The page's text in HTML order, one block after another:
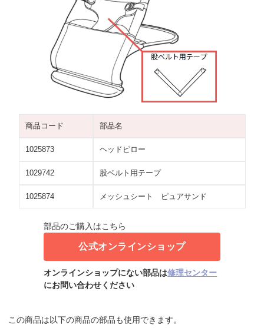
商品コード 部品名
1025873 ヘッドピロー
1029742 股ベルト用テープ
1025874 メッシュシート ピュアサンド
部品のご購入はこちら
公式オンラインショップ
オンラインショップにない部品は修理センター
にお問い合わせください
この商品は以下の商品の部品も使用できます。